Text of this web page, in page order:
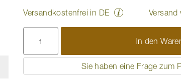
Diese Decke wird sorgfältig mit der
aufgrund der
Versandkostenfrei in DE Versand
In den
Sie haben eine Frage zum